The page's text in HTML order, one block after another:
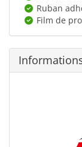
Ruban
Film de